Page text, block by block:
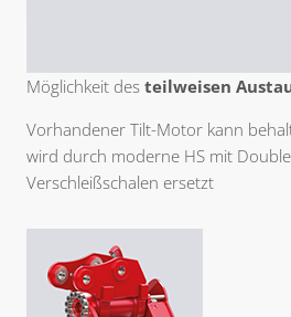
Möglichkeit desteilweisen
Vorhandener Tilt-Motor kann
wird durch moderne HS mit
Verschleißschalen ersetzt